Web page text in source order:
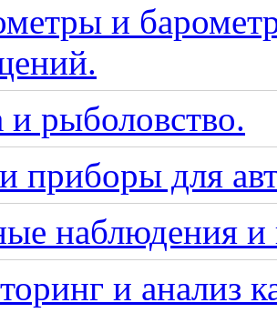
и
и рыболовство.
приборы для
наблюдения и
и анализ